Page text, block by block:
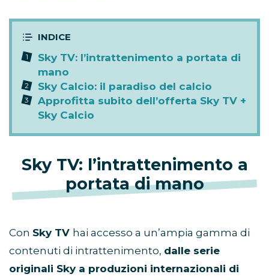
Sky TV: l’intrattenimento a portata di
mano
Sky Calcio: il paradiso del calcio
Approfitta subito dell’offerta Sky TV +
Sky Calcio
Sky TV: l’intrattenimento a
portata di mano
Con Sky TV hai accesso a un’ampia gamma di
contenuti di intrattenimento, dalle serie
originali Sky a produzioni internazionali di